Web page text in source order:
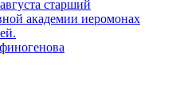
старший
академии иеромонах